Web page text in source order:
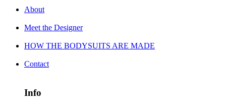
About
Meet the Designer
HOW THE BODYSUITS ARE MADE
Contact
Info